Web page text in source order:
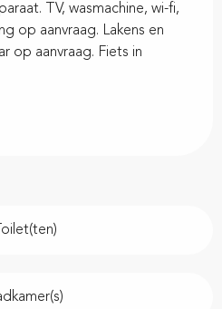
TV, wasmachine, wi-fi,
op aanvraag. Lakens en
op aanvraag. Fiets in